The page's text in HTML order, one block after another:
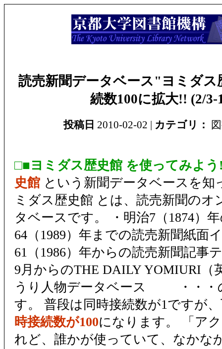
読売新聞データベース"ヨミダス
続数100に拡大!! (2/3-
投稿日 2010-02-02 | カテゴリ：
□■ヨミダス歴史館 を使ってみよ
史館 という新聞データベースを知
ミダス歴史館 とは、読売新聞のオ
タベースです。 ・明治7（1874）
64（1989）年までの読売新聞紙面
61（1986）年からの読売新聞記事
9月からのTHE DAILY YOMIURI（
うり人物データベース ・・・
す。 普段は同時接続数が1ですが
時接続数が100になります。 「ア
れど、誰かが使っていて、なかな